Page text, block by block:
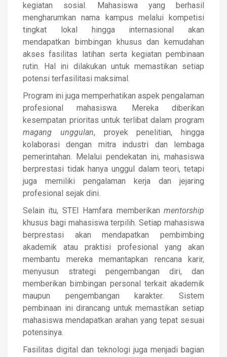
kegiatan sosial. Mahasiswa yang berhasil
mengharumkan nama kampus melalui kompetisi
tingkat lokal hingga internasional akan
mendapatkan bimbingan khusus dan kemudahan
akses fasilitas latihan serta kegiatan pembinaan
rutin. Hal ini dilakukan untuk memastikan setiap
potensi terfasilitasi maksimal.
Program ini juga memperhatikan aspek pengalaman
profesional mahasiswa. Mereka diberikan
kesempatan prioritas untuk terlibat dalam program
magang unggulan, proyek penelitian, hingga
kolaborasi dengan mitra industri dan lembaga
pemerintahan. Melalui pendekatan ini, mahasiswa
berprestasi tidak hanya unggul dalam teori, tetapi
juga memiliki pengalaman kerja dan jejaring
profesional sejak dini.
Selain itu, STEI Hamfara memberikan mentorship
khusus bagi mahasiswa terpilih. Setiap mahasiswa
berprestasi akan mendapatkan pembimbing
akademik atau praktisi profesional yang akan
membantu mereka memantapkan rencana karir,
menyusun strategi pengembangan diri, dan
memberikan bimbingan personal terkait akademik
maupun pengembangan karakter. Sistem
pembinaan ini dirancang untuk memastikan setiap
mahasiswa mendapatkan arahan yang tepat sesuai
potensinya.
Fasilitas digital dan teknologi juga menjadi bagian